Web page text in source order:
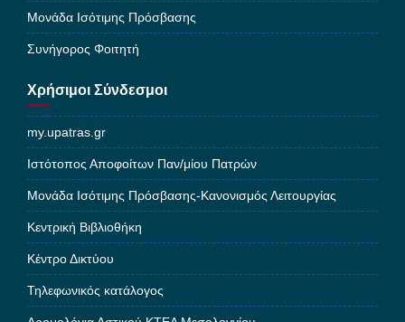
Μονάδα Ισότιμης Πρόσβασης
Συνήγορος Φοιτητή
Χρήσιμοι Σύνδεσμοι
my.upatras.gr
Ιστότοπος Αποφοίτων Παν/μίου Πατρών
Μονάδα Ισότιμης Πρόσβασης-Κανονισμός Λειτουργίας
Κεντρική Βιβλιοθήκη
Κέντρο Δικτύου
Τηλεφωνικός κατάλογος